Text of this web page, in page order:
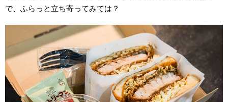
で、ふらっと立ち寄ってみては？